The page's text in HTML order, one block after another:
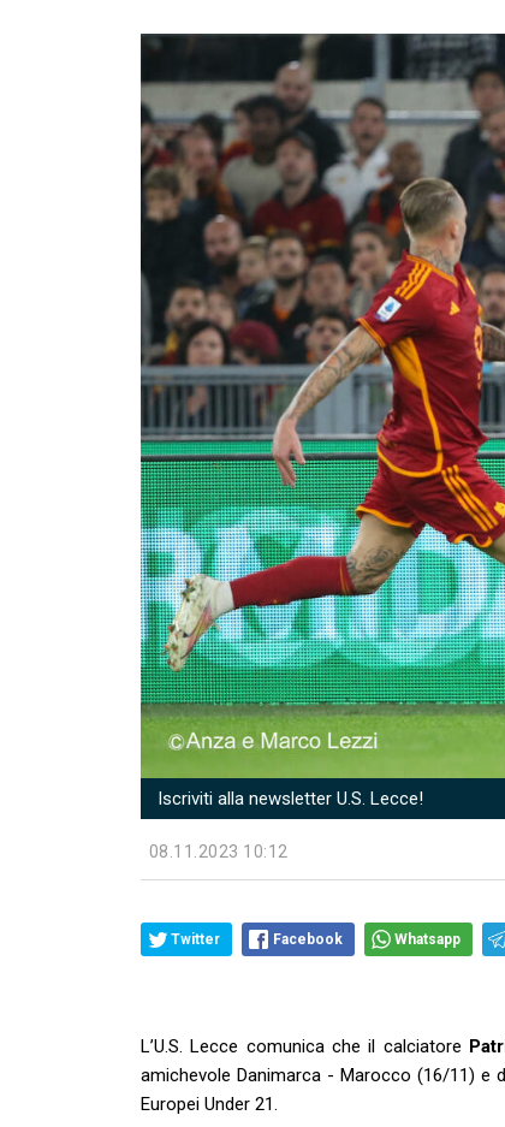
Iscriviti alla newsletter U.S. Lecce!
08.11.2023 10:12
Twitter Facebook Whatsapp
L’U.S. Lecce comunica che il calciatore
amichevole Danimarca - Marocco (16/11) e
Europei Under 21.